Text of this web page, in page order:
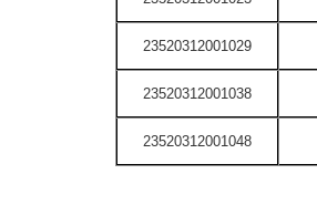
23520312001029
23520312001038
23520312001048